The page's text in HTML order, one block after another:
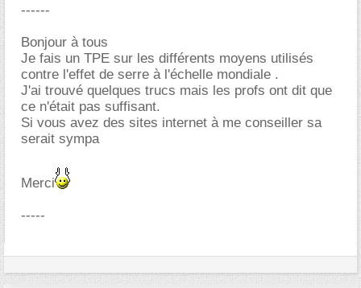
------
Bonjour à tous
Je fais un TPE sur les différents moyens utilisés
contre l'effet de serre à l'échelle mondiale .
J'ai trouvé quelques trucs mais les profs ont dit que
ce n'était pas suffisant.
Si vous avez des sites internet à me conseiller sa
serait sympa
Merci
-----